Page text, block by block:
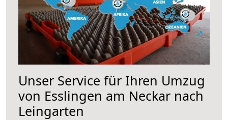
Unser Service für Ihren Umzug
von Esslingen am Neckar nach
Leingarten